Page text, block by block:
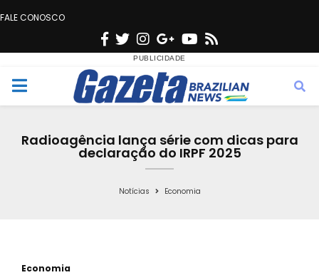
FALE CONOSCO
F
c
e
o
T
w
i
t
e
r
n
s
t
g
r
a
G
o
o
g
e
Y
u
t
b
s
M
Radioagência lança série com dicas para
declaração do IRPF 2025
Notícias Economia
Economia